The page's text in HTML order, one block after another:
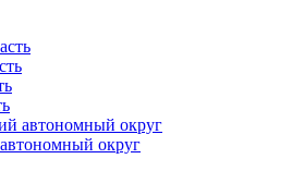
автономный округ
округ